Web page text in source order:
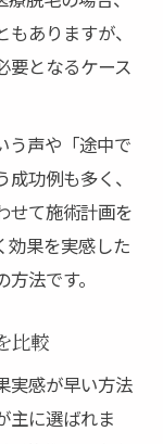
ありますが、
要となるケース
う声や「途中で
功例も多く、
せて施術計画を
効果を実感した
法です。
比較
実感が早い方法
主に選ばれま